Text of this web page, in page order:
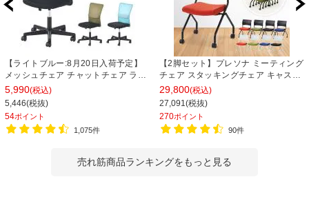
【ライトブルー:8月20日入荷予定】
メッシュチェア チャットチェア ラン
バーサポート オフィスチェア デスク
チェア 会議椅子 幅580×奥行580×高
さ835-930mm
5,990(税込)
5,446(税抜)
54ポイント
1,075件
【2脚セット】プレソナ ミーティング
チェア スタッキングチェア キャスタ
ー付き 座面クッション 幅570×奥行
565×高さ805mm 会議室 収納 法人
大人数 重ねる 会議用椅子 会議用チェ
ア
29,800(税込)
27,091(税抜)
270ポイント
90件
売れ筋商品ランキングをもっと見る